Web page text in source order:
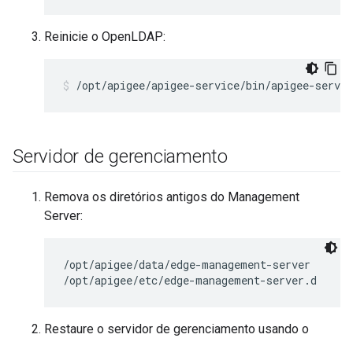
Reinicie o OpenLDAP:
/opt/apigee/apigee-service/bin/apigee-
Servidor de gerenciamento
Remova os diretórios antigos do Management
Server:
/opt/apigee/data/edge-management-server
/opt/apigee/etc/edge-management-server.d
Restaure o servidor de gerenciamento usando o